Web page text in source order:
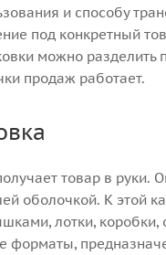
и способу
под конкретный
можно разделить
продаж работает.
товар в руки.
оболочкой. К этой
лотки,
форматы,